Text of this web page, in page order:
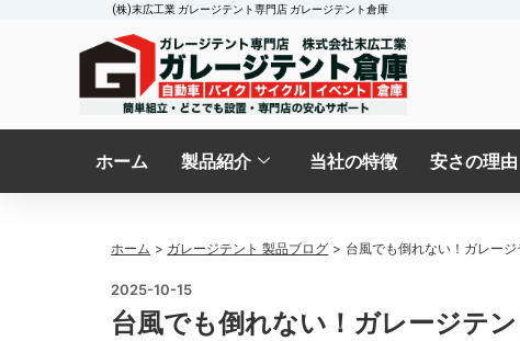
キ
(株)末広工業 ガレージテント専門店 ガレージテント倉庫
ホーム 製品紹介 当社の特徴 安さの理由
ホーム ガレージテント 製品ブログ 台風でも倒れない！ガレー
2025-10-15
台風でも倒れない！ガレージテ